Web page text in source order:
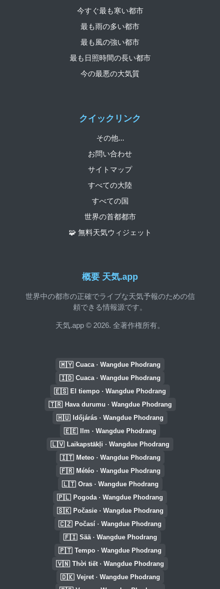
概要 天気.app
世界中の都市の正確でライブな天気予報のための信
頼できる情報源です。
天気.app © 2026. 全著作権所有。
クイックリンク
その他...
お問い合わせ
サイトマップ
すべての大陸
すべての国
世界の首都都市
🧩 無料天気ウィジェット
今すぐ最も寒い都市
最も雨の多い都市
最も風の強い都市
最も日照時間の長い都市
今の最悪の大気質
🇲🇾 Cuaca · Wangdue Phodrang
🇮🇩 Cuaca · Wangdue Phodrang
🇪🇸 El tiempo · Wangdue Phodrang
🇹🇷 Hava durumu · Wangdue Phodrang
🇭🇺 Időjárás · Wangdue Phodrang
🇪🇪 Ilm · Wangdue Phodrang
🇱🇻 Laikapstākļi · Wangdue Phodrang
🇮🇹 Meteo · Wangdue Phodrang
🇫🇷 Météo · Wangdue Phodrang
🇱🇹 Oras · Wangdue Phodrang
🇵🇱 Pogoda · Wangdue Phodrang
🇸🇰 Počasie · Wangdue Phodrang
🇨🇿 Počasí · Wangdue Phodrang
🇫🇮 Sää · Wangdue Phodrang
🇵🇹 Tempo · Wangdue Phodrang
🇻🇳 Thời tiết · Wangdue Phodrang
🇩🇰 Vejret · Wangdue Phodrang